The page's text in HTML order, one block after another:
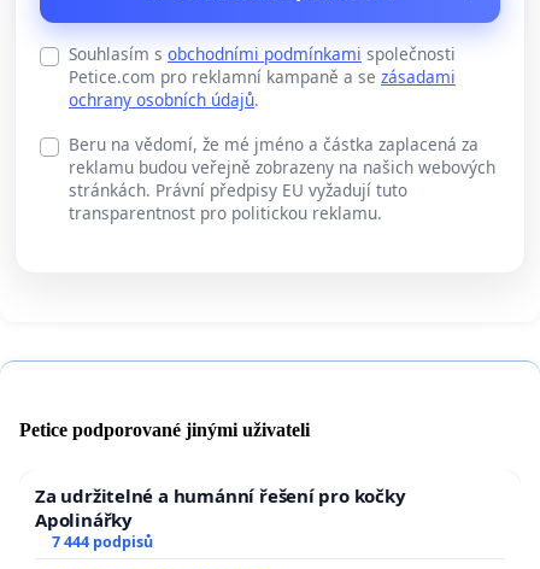
Souhlasím s obchodními podmínkami společnosti
Petice.com pro reklamní kampaně a se zásadami
ochrany osobních údajů.
Beru na vědomí, že mé jméno a částka zaplacená za
reklamu budou veřejně zobrazeny na našich webových
stránkách. Právní předpisy EU vyžadují tuto
transparentnost pro politickou reklamu.
Petice podporované jinými uživateli
Za udržitelné a humánní řešení pro kočky
Apolinářky
7 444 podpisů